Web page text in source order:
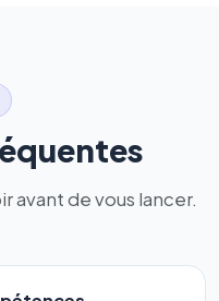
avant de vous lancer.